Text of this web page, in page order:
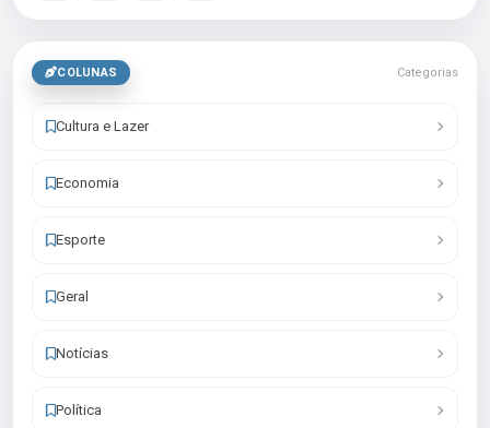
COLUNAS Categorias
Cultura e Lazer
Economia
Esporte
Geral
Notícias
Política